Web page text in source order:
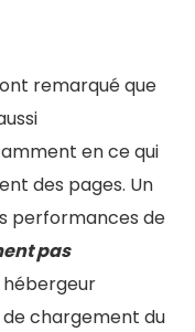
remarqué que
en ce qui
des pages. Un
performances de
pas
hébergeur
de chargement du